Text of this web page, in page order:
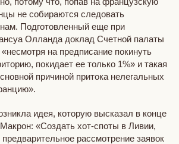
не собираются следовать
Подготовленный еще при
Олланда доклад Счетной палаты
на предписание покинуть
покидает ее только 1%» и такая
причиной притока нелегальных
идея, которую высказал в конце
«Создать хот-споты в Ливии,
рассмотрение заявок